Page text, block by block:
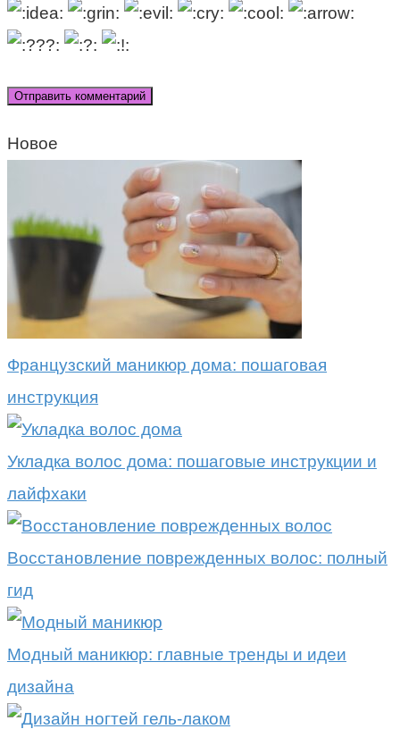
Новое
Французский маникюр дома: пошаговая
инструкция
Укладка волос дома: пошаговые инструкции и
лайфхаки
Восстановление поврежденных волос: полный
гид
Модный маникюр: главные тренды и идеи
дизайна